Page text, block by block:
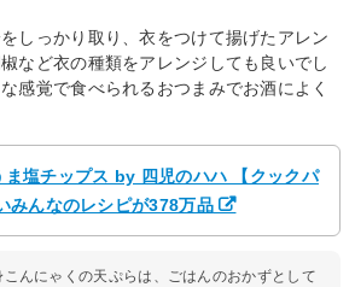
しっかり取り、衣をつけて揚げたアレン
など衣の種類をアレンジしても良いでし
感覚で食べられるおつまみでお酒によく
ま塩チップス by 四児のハハ 【クックパ
みんなのレシピが378万品
こんにゃくの天ぷらは、ごはんのおかずとして